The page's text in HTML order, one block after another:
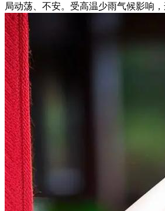
局动荡、不安。受高温少雨气候影响，